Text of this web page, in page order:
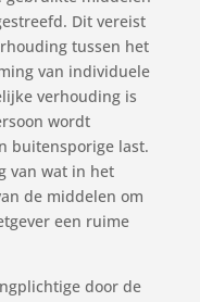
Dit vereist
tussen het
van individuele
verhouding is
wordt
buitensporige last.
van wat in het
de middelen om
een ruime
door de